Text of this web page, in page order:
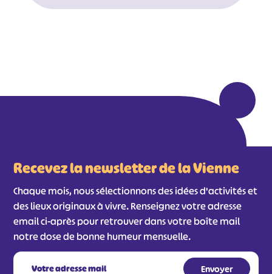
Recevez la newsletter de la Vienne
Chaque mois, nous sélectionnons des idées d'activités et
des lieux originaux à vivre. Renseignez votre adresse
email ci-après pour retrouver dans votre boîte mail
notre dose de bonne humeur mensuelle.